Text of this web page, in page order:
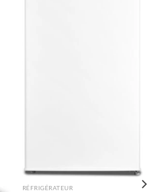
RÉFRIGÉRATEUR